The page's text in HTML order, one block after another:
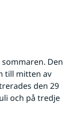
Den
till mitten av
den 29
och på tredje